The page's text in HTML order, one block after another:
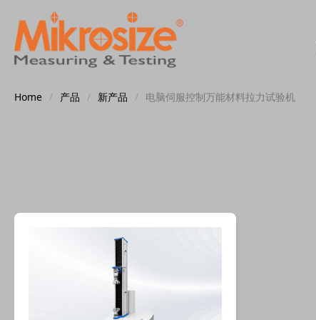
Home / 产品 / 新产品 / 电脑伺服控制万能材料拉力试验机